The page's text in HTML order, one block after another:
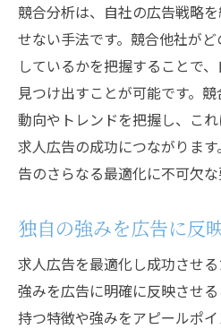
競合分析は、自社の広告戦略
せない手法です。競合他社が
しているかを把握することで
見つけ出すことが可能です。
動向やトレンドを把握し、こ
求人広告の成功につながりま
告のさらなる最適化に不可欠な
独自の強みを広告に反
求人広告を最適化し成功させ
強みを広告に明確に反映させ
持つ特徴や強みをアピールポ